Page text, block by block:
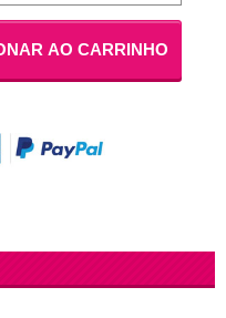
AO CARRINHO